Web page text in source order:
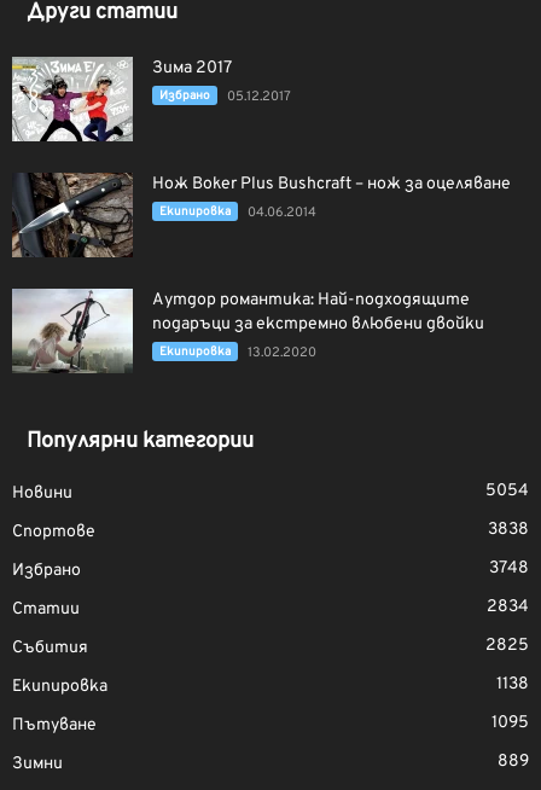
Други статии
Зима 2017
Избрано 05.12.2017
Нож Boker Plus Bushcraft – нож за оцеляване
Екипировка 04.06.2014
Аутдор романтика: Най-подходящите
подаръци за екстремно влюбени двойки
Екипировка 13.02.2020
Популярни категории
Новини
5054
Спортове
3838
Избрано
3748
Статии
2834
Събития
2825
Екипировка
1138
Пътуване
1095
Зимни
889